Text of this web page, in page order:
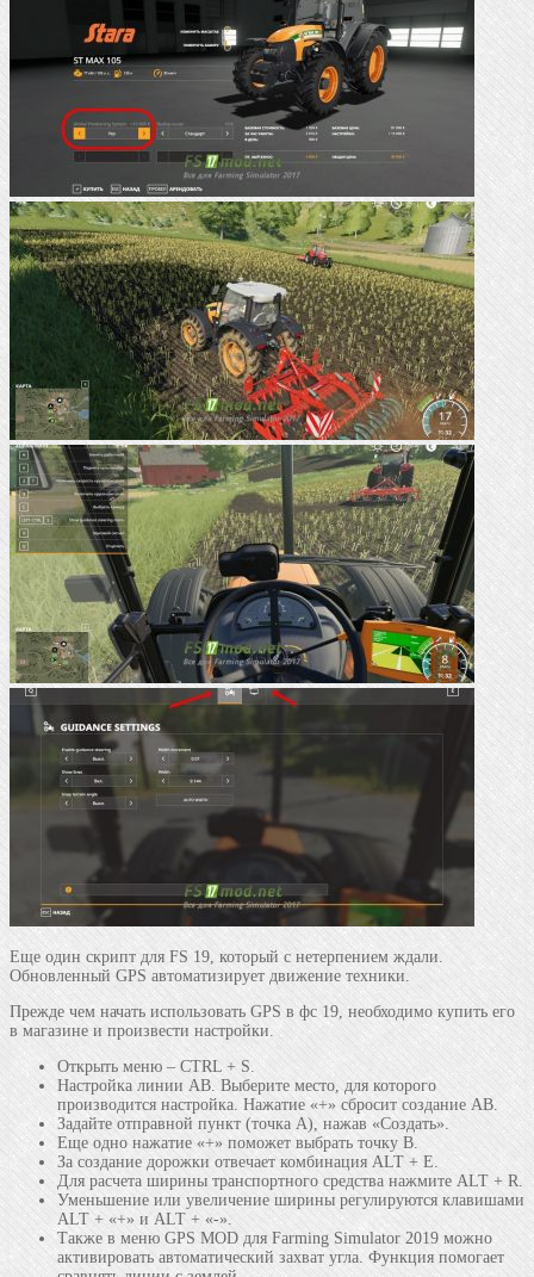
Еще один скрипт для FS 19, который с нетерпением ждали.
Обновленный GPS автоматизирует движение техники.
Прежде чем начать использовать GPS в фс 19, необходимо купить его
в магазине и произвести настройки.
Открыть меню – CTRL + S.
Настройка линии АВ. Выберите место, для которого
производится настройка. Нажатие «+» сбросит создание АВ.
Задайте отправной пункт (точка А), нажав «Создать».
Еще одно нажатие «+» поможет выбрать точку В.
За создание дорожки отвечает комбинация ALT + E.
Для расчета ширины транспортного средства нажмите ALT + R.
Уменьшение или увеличение ширины регулируются клавишами
ALT + «+» и ALT + «-».
Также в меню GPS MOD для Farming Simulator 2019 можно
активировать автоматический захват угла. Функция помогает